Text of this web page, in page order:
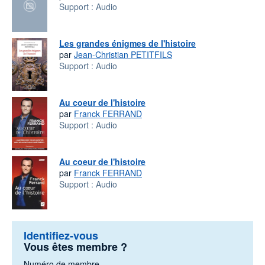
Support : Audio
Les grandes énigmes de l'histoire
par Jean-Christian PETITFILS
Support : Audio
Au coeur de l'histoire
par Franck FERRAND
Support : Audio
Au coeur de l'histoire
par Franck FERRAND
Support : Audio
Identifiez-vous
Vous êtes membre ?